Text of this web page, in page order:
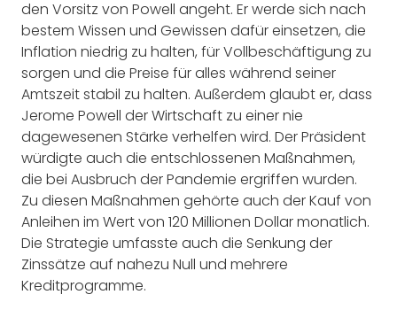
den Vorsitz von Powell angeht. Er werde sich nach
bestem Wissen und Gewissen dafür einsetzen, die
Inflation niedrig zu halten, für Vollbeschäftigung zu
sorgen und die Preise für alles während seiner
Amtszeit stabil zu halten. Außerdem glaubt er, dass
Jerome Powell der Wirtschaft zu einer nie
dagewesenen Stärke verhelfen wird. Der Präsident
würdigte auch die entschlossenen Maßnahmen,
die bei Ausbruch der Pandemie ergriffen wurden.
Zu diesen Maßnahmen gehörte auch der Kauf von
Anleihen im Wert von 120 Millionen Dollar monatlich.
Die Strategie umfasste auch die Senkung der
Zinssätze auf nahezu Null und mehrere
Kreditprogramme.